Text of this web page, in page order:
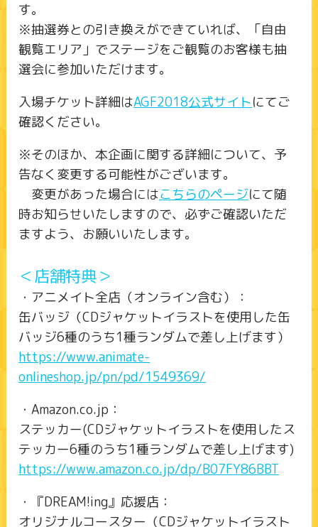
す。
※抽選券との引き換えができていれば、「自由
観覧エリア」でステージをご観覧のお客様も抽
選会に参加いただけます。
入場チケット詳細はAGF2018公式サイトにてご
確認ください。
※そのほか、本企画に関する詳細について、予
告なく変更する可能性がございます。
変更があった場合にはこちらのページにて随
時お知らせいたしますので、必ずご確認いただ
ますよう、お願いいたします。
＜店舗特典＞
・アニメイト全店（オンライン含む）：
缶バッジ（CDジャケットイラストを使用した缶
バッジ6種のうち1種ランダムで差し上げます）
https://www.animate-
onlineshop.jp/pn/pd/1549369/
・Amazon.co.jp：
ステッカー(CDジャケットイラストを使用したス
テッカー6種のうち1種ランダムで差し上げます)
https://www.amazon.co.jp/dp/B07FY86BBT
・『DREAM!ing』応援店：
オリジナルコースター（CDジャケットイラスト